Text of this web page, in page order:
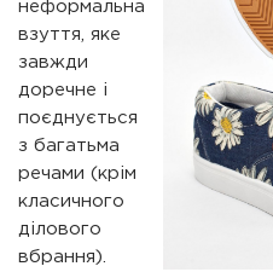
неформальна
взуття, яке
завжди
доречне і
поєднується
з багатьма
речами (крім
класичного
ділового
вбрання).